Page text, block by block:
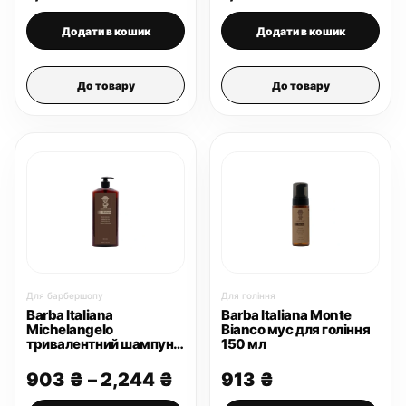
Додати в кошик
До товару
Додати в кошик
До товару
Для барбершопу
Barba Italiana
Michelangelo
тривалентний шампунь
903 ₴ –2,244 ₴ Діапазон
цін:
Для гоління
Barba Italiana Monte
Bianco мус для гоління
150 мл
913 ₴